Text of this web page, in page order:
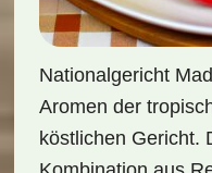
Nationalgericht
Aromen der
köstlichen Gericht.